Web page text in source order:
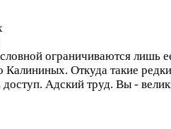
ограничиваются лишь
Откуда такие
Адский труд. Вы -